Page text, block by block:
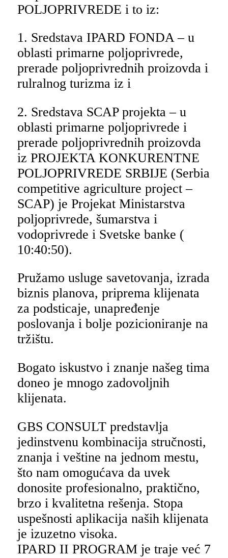
POLJOPRIVREDE i to iz:
1. Sredstava IPARD FONDA – u
oblasti primarne poljoprivrede,
prerade poljoprivrednih proizovda i
rulralnog turizma iz i
2. Sredstava SCAP projekta – u
oblasti primarne poljoprivrede i
prerade poljoprivrednih proizovda
iz PROJEKTA KONKURENTNE
POLЈOPRIVREDE SRBIJE (Serbia
competitive agriculture project –
SCAP) je Projekat Ministarstva
polјoprivrede, šumarstva i
vodoprivrede i Svetske banke (
10:40:50).
Pružamo usluge savetovanja, izrada
biznis planova, priprema klijenata
za podsticaje, unapređenje
poslovanja i bolje pozicioniranje na
tržištu.
Bogato iskustvo i znanje našeg tima
doneo je mnogo zadovoljnih
klijenata.
GBS CONSULT predstavlja
jedinstvenu kombinacija stručnosti,
znanja i veštine na jednom mestu,
što nam omogućava da uvek
donosite profesionalno, praktično,
brzo i kvalitetna rešenja. Stopa
uspešnosti aplikacija naših klijenata
je izuzetno visoka.
IPARD II PROGRAM je traje već 7